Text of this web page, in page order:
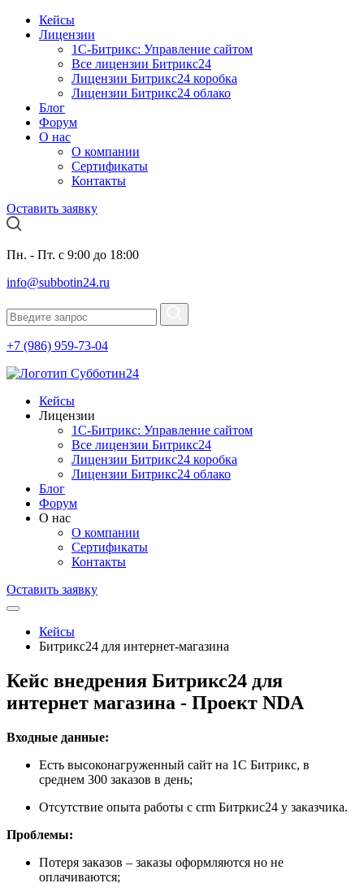
Кейсы
Лицензии
1С-Битрикc: Управление сайтом
Все лицензии Битрикс24
Лицензии Битрикс24 коробка
Лицензии Битрикс24 облако
Блог
Форум
О нас
О компании
Сертификаты
Контакты
Оставить заявку
Пн. - Пт. с 9:00 до 18:00
info@subbotin24.ru
+7 (986) 959-73-04
Кейсы
Лицензии
1С-Битрикc: Управление сайтом
Все лицензии Битрикс24
Лицензии Битрикс24 коробка
Лицензии Битрикс24 облако
Блог
Форум
О нас
О компании
Сертификаты
Контакты
Оставить заявку
Кейсы
Битрикс24 для интернет-магазина
Кейс внедрения Битрикс24 для
интернет магазина - Проект NDA
Входные данные:
Есть высоконагруженный сайт на 1C Битрикс, в
среднем 300 заказов в день;
Отсутствие опыта работы с crm Битркис24 у заказчика.
Проблемы:
Потеря заказов – заказы оформляются но не
оплачиваются;